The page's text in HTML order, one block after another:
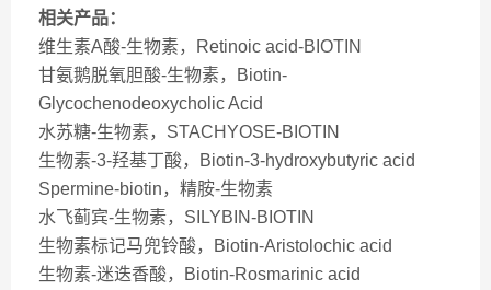
相关产品：
维生素A酸-生物素，Retinoic acid-BIOTIN
甘氨鹅脱氧胆酸-生物素，Biotin-
Glycochenodeoxycholic Acid
水苏糖-生物素，STACHYOSE-BIOTIN
生物素-3-羟基丁酸，Biotin-3-hydroxybutyric acid
Spermine-biotin，精胺-生物素
水飞蓟宾-生物素，SILYBIN-BIOTIN
生物素标记马兜铃酸，Biotin-Aristolochic acid
生物素-迷迭香酸，Biotin-Rosmarinic acid